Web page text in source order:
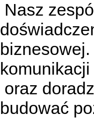
Nasz
oraz
budować